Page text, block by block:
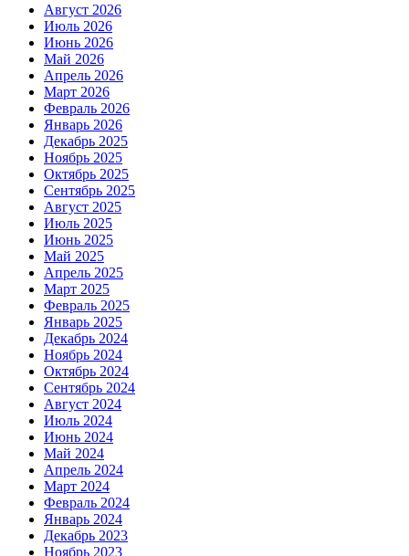
Август 2026
Июль 2026
Июнь 2026
Май 2026
Апрель 2026
Март 2026
Февраль 2026
Январь 2026
Декабрь 2025
Ноябрь 2025
Октябрь 2025
Сентябрь 2025
Август 2025
Июль 2025
Июнь 2025
Май 2025
Апрель 2025
Март 2025
Февраль 2025
Январь 2025
Декабрь 2024
Ноябрь 2024
Октябрь 2024
Сентябрь 2024
Август 2024
Июль 2024
Июнь 2024
Май 2024
Апрель 2024
Март 2024
Февраль 2024
Январь 2024
Декабрь 2023
Ноябрь 2023